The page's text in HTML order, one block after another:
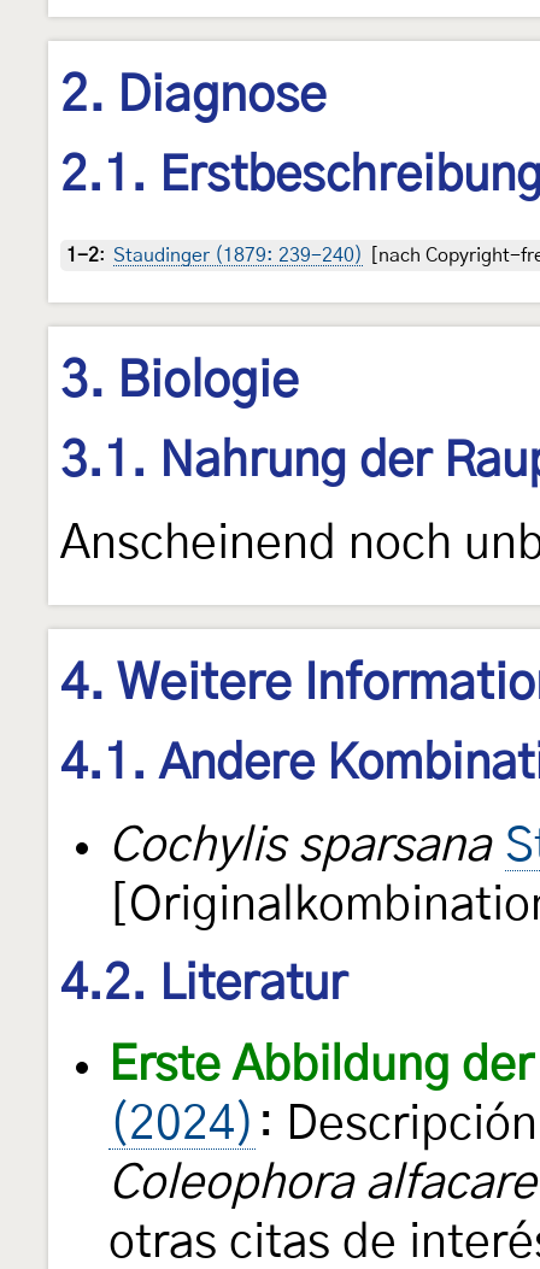
2. Diagnose
2.1.
1-2: Staudinger (1879: 239-240) [nach Copyright-
3. Biologie
3.1. Nahrung der
Anscheinend noch
4. Weitere
4.1. Andere
Cochylis sparsana
4.2. Literatur
Erste Abbildung
(2024) :
Coleophora
otras citas de